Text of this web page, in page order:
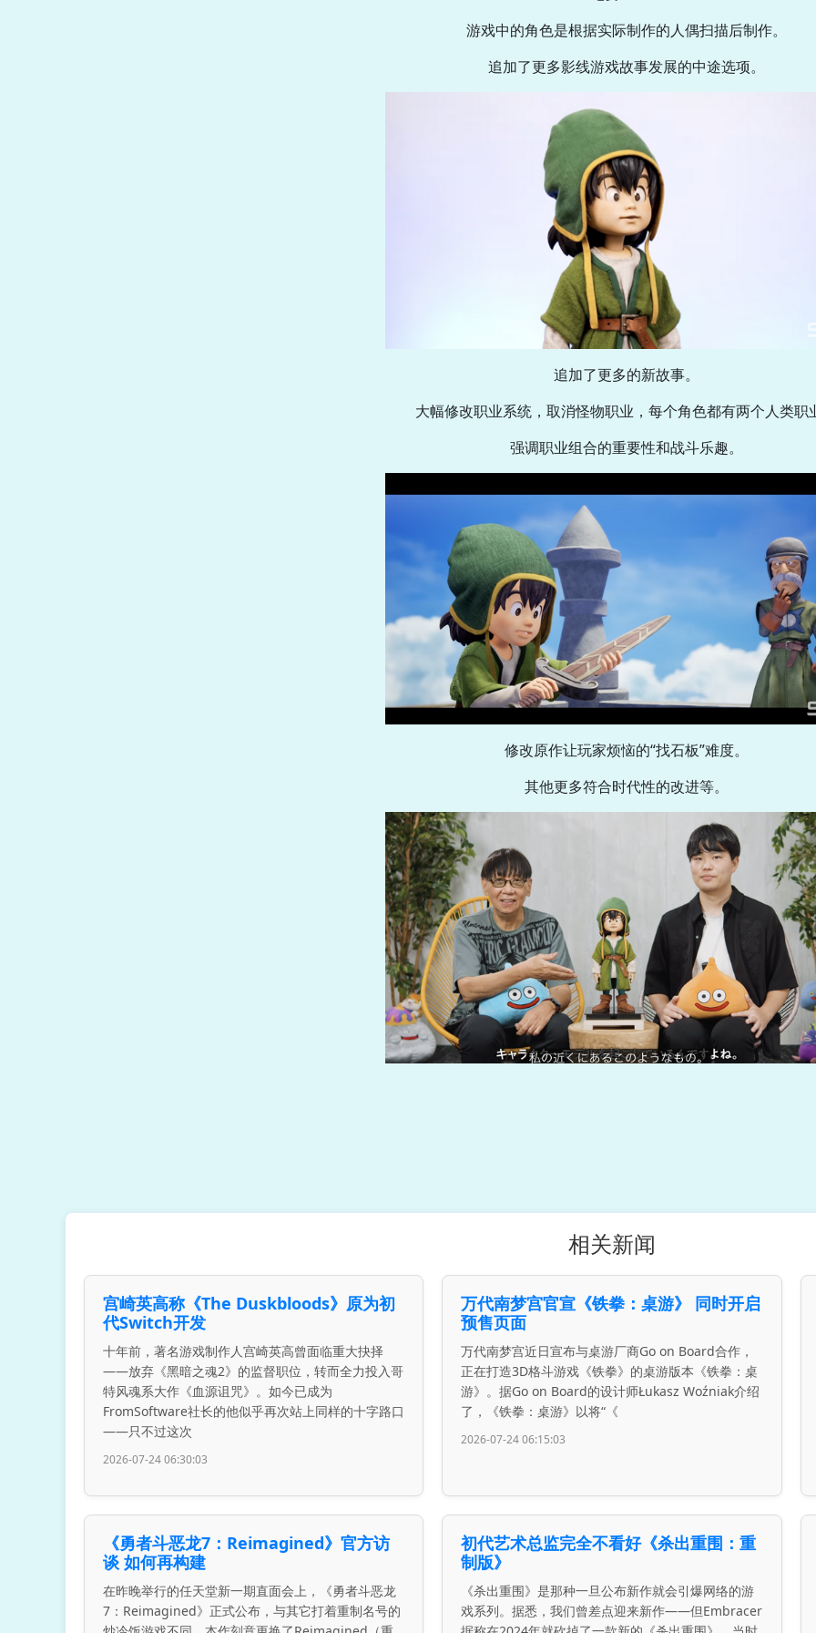
游戏中的角色是根据实际制作的人偶扫描后制作。
追加了更多影线游戏故事发展的中途选项。
追加了更多的新故事。
大幅修改职业系统，取消怪物职业，每个角色都有两个人类职
强调职业组合的重要性和战斗乐趣。
修改原作让玩家烦恼的“找石板”难度。
其他更多符合时代性的改进等。
相关新闻
宫崎英高称《The Duskbloods》原为初
代Switch开发
十年前，著名游戏制作人宫崎英高曾面临重大抉择
——放弃《黑暗之魂2》的监督职位，转而全力投入哥
特风魂系大作《血源诅咒》。如今已成为
FromSoftware社长的他似乎再次站上同样的十字路口
——只不过这次
2026-07-24 06:30:03
万代南梦宫官宣《铁拳：桌游》 同时开启
预售页面
万代南梦宫近日宣布与桌游厂商Go on Board合作，
正在打造3D格斗游戏《铁拳》的桌游版本《铁拳：桌
游》。据Go on Board的设计师Łukasz Woźniak介绍
了，《铁拳：桌游》以将“《
2026-07-24 06:15:03
《勇者斗恶龙7：Reimagined》官方访
谈 如何再构建
在昨晚举行的任天堂新一期直面会上，《勇者斗恶龙
7：Reimagined》正式公布，与其它打着重制名号的
初代艺术总监完全不看好《杀出重围：重
制版》
《杀出重围》是那种一旦公布新作就会引爆网络的游
戏系列。据悉，我们曾差点迎来新作——但Embracer